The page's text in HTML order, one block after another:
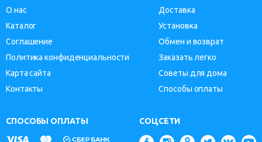
О нас
Каталог
Соглашение
Политика конфиденциальности
Карта сайта
Контакты
Доставка
Установка
Обмен и возврат
Заказать легко
Советы для дома
Способы оплаты
СПОСОБЫ ОПЛАТЫ СОЦСЕТИ